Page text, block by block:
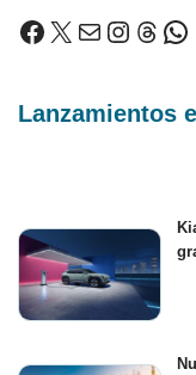
Lanzamientos